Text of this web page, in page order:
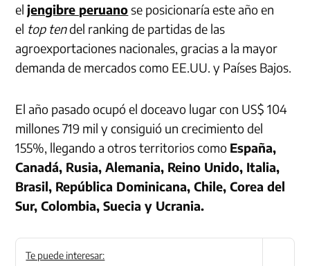
eljengibre peruanose posicionaría este año en
el top tendel ranking de partidas de las
agroexportaciones nacionales, gracias a la mayor
demanda de mercados como EE.UU. y Países Bajos.
El año pasado ocupó el doceavo lugar con US$ 104
millones 719 mil y consiguió un crecimiento del
155%, llegando a otros territorios como España,
Canadá, Rusia, Alemania, Reino Unido, Italia,
Brasil, República Dominicana, Chile, Corea del
Sur, Colombia, Suecia y Ucrania.
Te puede interesar: